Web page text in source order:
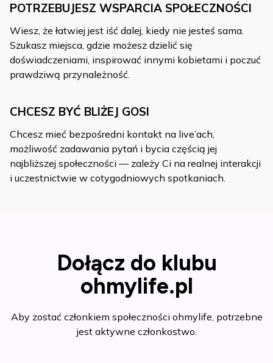
POTRZEBUJESZ WSPARCIA SPOŁECZNOŚCI
Wiesz, że łatwiej jest iść dalej, kiedy nie jesteś sama.
Szukasz miejsca, gdzie możesz dzielić się
doświadczeniami, inspirować innymi kobietami i poczuć
prawdziwą przynależność.
CHCESZ BYĆ BLIŻEJ GOSI
Chcesz mieć bezpośredni kontakt na live’ach,
możliwość zadawania pytań i bycia częścią jej
najbliższej społeczności — zależy Ci na realnej interakcji
i uczestnictwie w cotygodniowych spotkaniach.
Dołącz do klubu
ohmylife.pl
Aby zostać członkiem społeczności ohmylife, potrzebne
jest aktywne członkostwo.